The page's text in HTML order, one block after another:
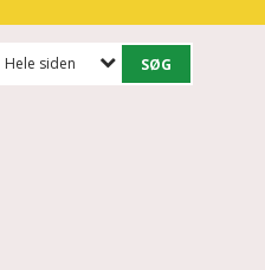
Hele siden